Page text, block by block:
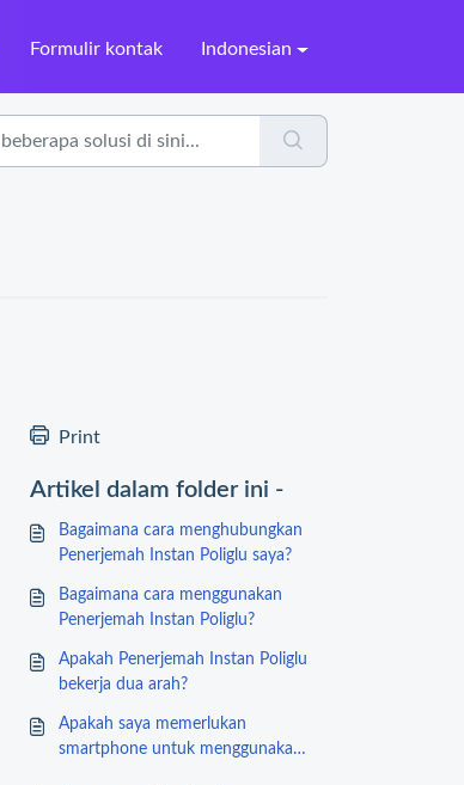
Formulir kontak Indonesian
Print
Artikel dalam folder ini -
Bagaimana cara menghubungkan
Penerjemah Instan Poliglu saya?
Bagaimana cara menggunakan
Penerjemah Instan Poliglu?
Apakah Penerjemah Instan Poliglu
bekerja dua arah?
Apakah saya memerlukan
smartphone untuk menggunakan